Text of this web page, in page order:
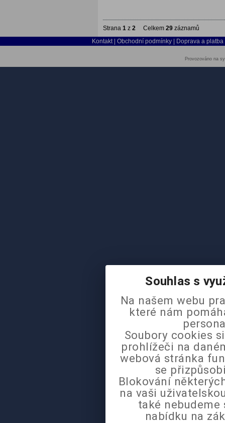
Strana 1 z 2 Celkem 29 záznamů
Kontakt
Obchodní podmínky Doprava a platba
Provozováno na
Souhlas s
Na našem webu
které nám
Soubory cookies
prohlížeči na
webová stránka
se
Blokování
na vaši
také
nabídku na